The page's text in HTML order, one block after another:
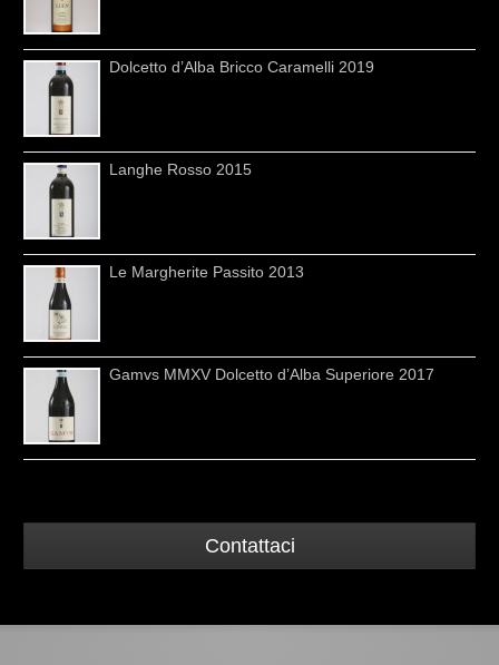
Dolcetto d’Alba Bricco Caramelli 2019
Langhe Rosso 2015
Le Margherite Passito 2013
Gamvs MMXV Dolcetto d’Alba Superiore 2017
Contattaci